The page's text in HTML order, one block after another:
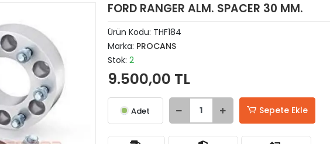
FORD RANGER ALM. SPACER 30 MM.
Ürün Kodu: THF184
Marka: PROCANS
Stok: 2
9.500,00 TL
Adet Sepete Ekle